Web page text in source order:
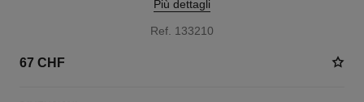
Più dettagli
Ref. 133210
67 CHF